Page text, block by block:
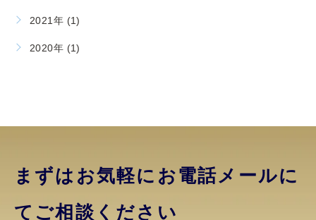
2021年 (1)
2020年 (1)
まずはお気軽にお電話メールに
てご相談ください